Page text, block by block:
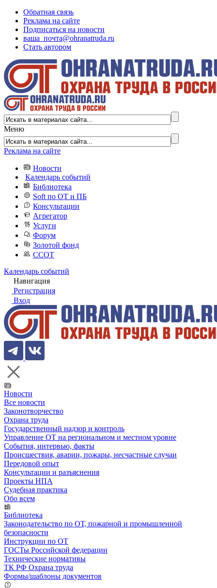
Обратная связь
Реклама на сайте
Подписаться на новости
ваша_почта@ohranatruda.ru
Стать автором
Меню
Реклама на сайте
Новости
Календарь событий
Библиотека
Soft по ОТ и ПБ
Консультации
Агрегатор
Услуги
Форум
Золотой фонд
ССОТ
Календарь событий
Навигация
Регистрация
Вход
Новости
Все новости
Законотворчество
Охрана труда
Государственный надзор и контроль
Управление ОТ на региональном и местном уровне
События, интервью, факты
Происшествия, аварии, пожары, несчастные случаи
Передовой опыт
Консультации и разъяснения
Проекты НПА
Судебная практика
Обо всем
Библиотека
Законодательство по ОТ, пожарной и промышленной
безопасности
Инструкции по ОТ
ГОСТы Российской федерации
Технические нормативы
ТК РФ Охрана труда
Формы/шаблоны документов